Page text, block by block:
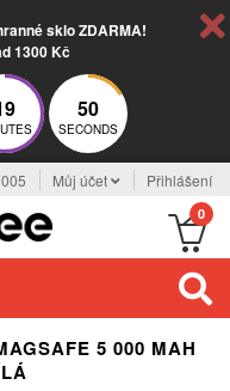
sklo ZDARMA!
1300 Kč
49
SECONDS
Můj účet Přihlášení
0
5 000 MAH